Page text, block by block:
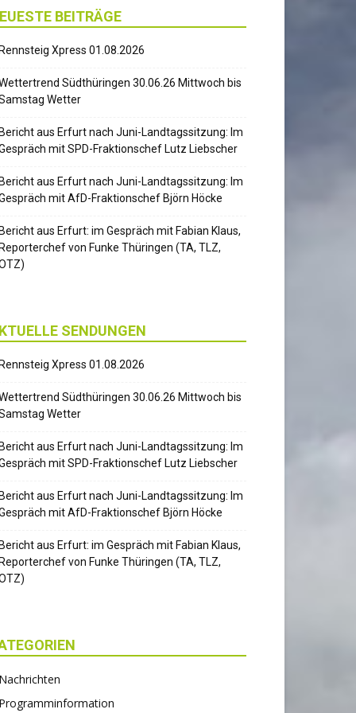
BEITRÄGE
Xpress 01.08.2026
Südthüringen 30.06.26 Mittwoch bis
Wetter
aus Erfurt nach Juni-Landtagssitzung: Im
mit SPD-Fraktionschef Lutz Liebscher
aus Erfurt nach Juni-Landtagssitzung: Im
mit AfD-Fraktionschef Björn Höcke
aus Erfurt: im Gespräch mit Fabian Klaus,
von Funke Thüringen (TA, TLZ,
SENDUNGEN
Xpress 01.08.2026
Südthüringen 30.06.26 Mittwoch bis
Wetter
aus Erfurt nach Juni-Landtagssitzung: Im
mit SPD-Fraktionschef Lutz Liebscher
aus Erfurt nach Juni-Landtagssitzung: Im
mit AfD-Fraktionschef Björn Höcke
aus Erfurt: im Gespräch mit Fabian Klaus,
von Funke Thüringen (TA, TLZ,